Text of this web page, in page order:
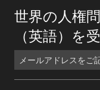
世界の人権
（英語）を